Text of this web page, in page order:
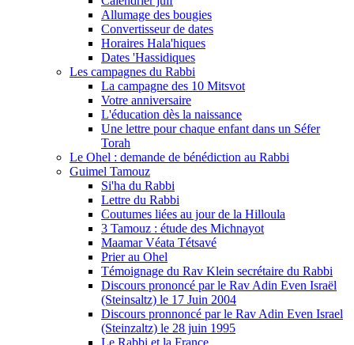
Allumage des bougies
Convertisseur de dates
Horaires Hala'hiques
Dates 'Hassidiques
Les campagnes du Rabbi
La campagne des 10 Mitsvot
Votre anniversaire
L'éducation dès la naissance
Une lettre pour chaque enfant dans un Séfer
Torah
Le Ohel : demande de bénédiction au Rabbi
Guimel Tamouz
Si'ha du Rabbi
Lettre du Rabbi
Coutumes liées au jour de la Hilloula
3 Tamouz : étude des Michnayot
Maamar Véata Tétsavé
Prier au Ohel
Témoignage du Rav Klein secrétaire du Rabbi
Discours prononcé par le Rav Adin Even Israël
(Steinsaltz) le 17 Juin 2004
Discours pronnoncé par le Rav Adin Even Israel
(Steinzaltz) le 28 juin 1995
Le Rabbi et la France